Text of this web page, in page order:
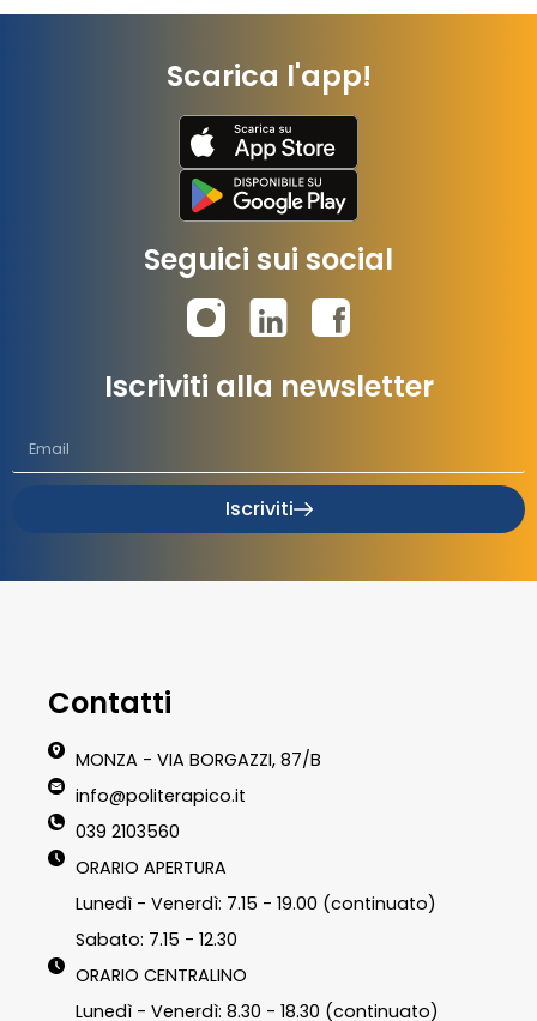
Scarica l'app!
Seguici sui social
Iscriviti alla newsletter
Iscriviti
Contatti
MONZA - VIA BORGAZZI, 87/B
info@politerapico.it
039 2103560
ORARIO APERTURA
Lunedì - Venerdì: 7.15 - 19.00 (continuato)
Sabato: 7.15 - 12.30
ORARIO CENTRALINO
Lunedì - Venerdì: 8.30 - 18.30 (continuato)